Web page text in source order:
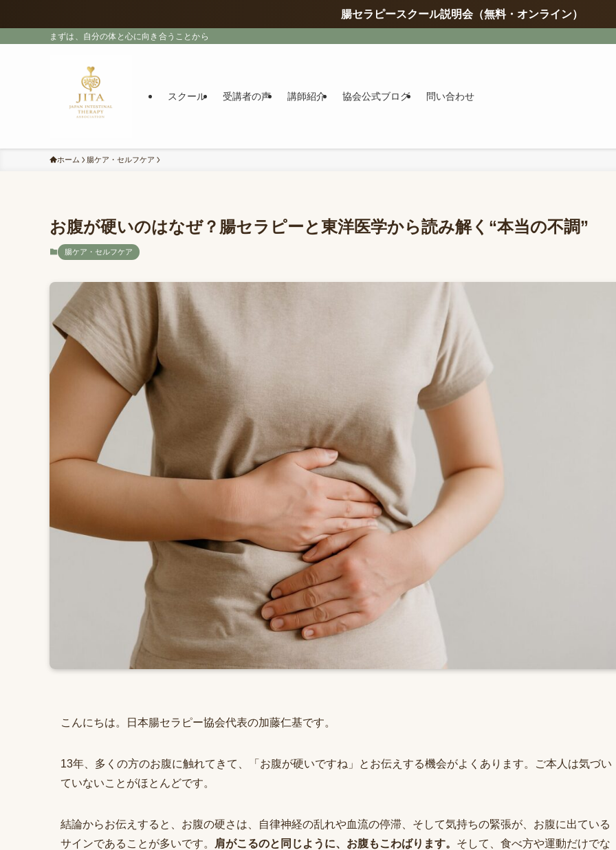
腸セラピースクール説明会（無料・オンライン）
まずは、自分の体と心に向き合うことから
スクール 受講者の声 講師紹介 協会公式ブログ 問い合わせ
ホーム 腸ケア・セルフケア
お腹が硬いのはなぜ？腸セラピーと東洋医学から読み解く“本当の不調”
腸ケア・セルフケア
こんにちは。日本腸セラピー協会代表の加藤仁基です。
13年、多くの方のお腹に触れてきて、「お腹が硬いですね」とお伝えする機会がよくあります。ご本人は気づい
ていないことがほとんどです。
結論からお伝えすると、お腹の硬さは、自律神経の乱れや血流の停滞、そして気持ちの緊張が、お腹に出ている
サインであることが多いです。
肩がこるのと同じように、お腹もこわばります。 そして、食べ方や運動だけでな